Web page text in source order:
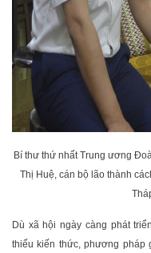
Bí thư thứ nhất Trung ương
Thị Huệ, cán bộ lão thành
Dù xã hội ngày càng phát
thiếu kiến thức, phương pháp